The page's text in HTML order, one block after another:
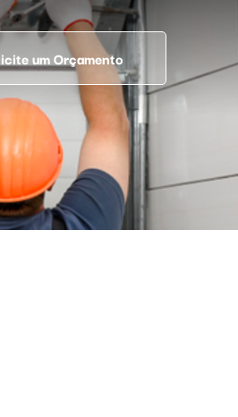
um Orçamento